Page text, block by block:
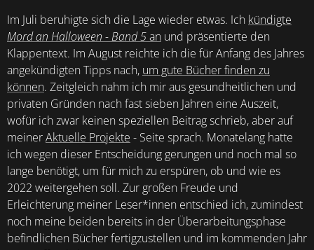
Im Juli beruhigte sich die Lage wieder etwas. Ich kündigte
Mord an Halloween - Band 5an und präsentierte den
Klappentext. Im August reichte ich die für Anfang des Jahres
angekündigten Tipps nach, um gute Bücher finden zu
können. Zeitgleich nahm ich mir aus gesundheitlichen und
privaten Gründen nach fast sieben Jahren eine Auszeit,
wofür ich zwar keinen speziellen Beitrag schrieb, aber auf
meinerAktuelle Projekte - Seite sprach. Monatelang hatte
ich wegen dieser Entscheidung gerungen und noch mal so
lange benötigt, um für mich zu erspüren, ob und wie es
2022 weitergehen soll. Zur großen Freude und
Erleichterung meiner Leser*innen entschied ich, zumindest
noch meine beiden bereits in der Überarbeitungsphase
befindlichen Bücher fertigzustellen und im kommenden Jahr